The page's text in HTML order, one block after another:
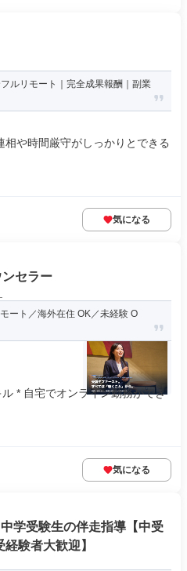
ルリモート｜完全成果報酬｜副業
や時間厳守がしっかりとできる
気になる
ンセラー
ート／海外在住 OK／未経験 O
* 自宅でオンライン勤務ができ
気になる
学受験生の伴走指導【中受
験者大歓迎】